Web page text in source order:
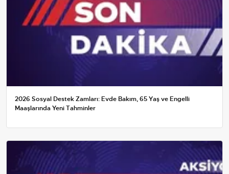
2026 Sosyal Destek Zamları: Evde Bakım, 65 Yaş ve Engelli
Maaşlarında Yeni Tahminler